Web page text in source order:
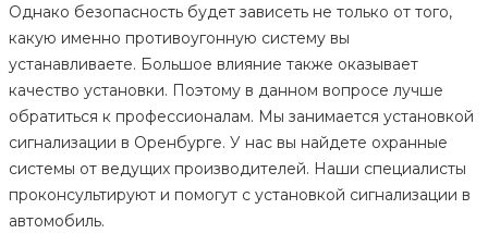
Однако безопасность будет зависеть не только от того,
какую именно противоугонную систему вы
устанавливаете. Большое влияние также оказывает
качество установки. Поэтому в данном вопросе лучше
обратиться к профессионалам. Мы занимается установкой
сигнализации в Оренбурге. У нас вы найдете охранные
системы от ведущих производителей. Наши специалисты
проконсультируют и помогут с установкой сигнализации в
автомобиль.